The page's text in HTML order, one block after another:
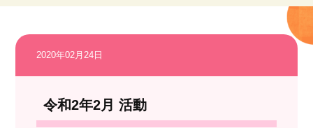
2020年02月24日
令和2年2月 活動